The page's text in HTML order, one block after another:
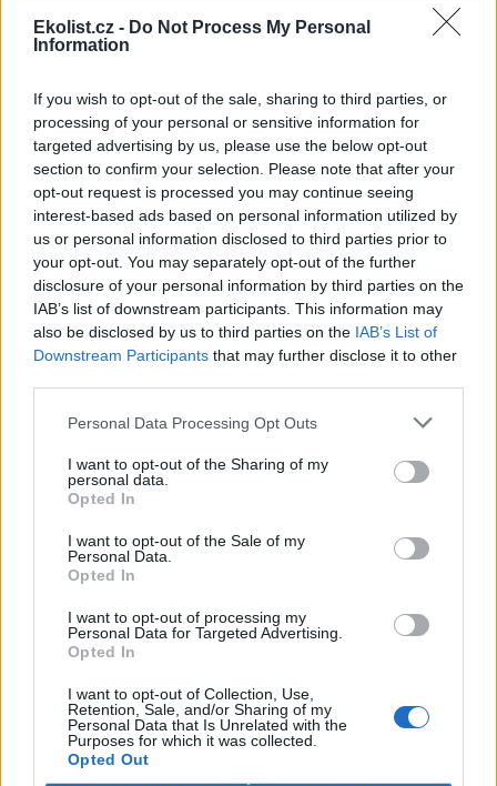
Ekolist.cz - Do Not Process My Personal
Information
If you wish to opt-out of the sale, sharing to third parties, or
processing of your personal or sensitive information for
targeted advertising by us, please use the below opt-out
section to confirm your selection. Please note that after your
opt-out request is processed you may continue seeing
interest-based ads based on personal information utilized by
us or personal information disclosed to third parties prior to
your opt-out. You may separately opt-out of the further
disclosure of your personal information by third parties on the
IAB’s list of downstream participants. This information may
also be disclosed by us to third parties on the IAB’s List of
Downstream Participants that may further disclose it to other
Personal Data Processing Opt Outs
I want to opt-out of the Sharing of my
personal data.
Opted In
I want to opt-out of the Sale of my
Personal Data.
Opted In
I want to opt-out of processing my
Personal Data for Targeted Advertising.
Opted In
I want to opt-out of Collection, Use,
Retention, Sale, and/or Sharing of my
Personal Data that Is Unrelated with the
Purposes for which it was collected.
Opted Out
Města Hranice a Rögnitzlosau spojí projekt Společně za
vodu a klima. Pomůže mimo jiné i perlorodce říční
spolu s německým městem
Rögnitzlosau připravilo projekt
Společně za vodu a klima. Je
zaměřený na opatření k
udržení vody v krajině i v intravilánu města, ale i na osvětu mezi
veřejností a školními dětmi. Součástí projektu bude i obnova a
odbahnění rybníka Trojmezí, pod kterým žijí přísně chráněné
perlorodky říční, řekl starosta Hranic Daniel Mašlár (nez.). Na
prvním opatření se začne pracovat už letos na podzim a s
dokončením se počítá do konce roku 2027.
Letošní sucho už výrazně snížilo průtoky a hladiny
nádrží v povodí Moravy a Dyje
30.7.2026 20:27 (ČTK)
podepisuje na množství
Moravy a povodí Dyje. Důležité
vodárenské nádrže jsou na
tom podobně či hůř než ve velmi suchém roce 2018. V
vyplývá z deseti hodnocených vodoměrných profilů. Bouřky
pomáhají situaci jen lokálně a krátkodobě, zásadní plošné zlepšení
lze čekat, až přijdou trvalejší a plošné srážky, uvedla v tiskové
zprávě mluvčí Povodí Moravy Jana Kučerová.
30.7.2026 18:05 | LUŽE (ČTK)
Diskuse: 6
Ve středu večer zemřel v